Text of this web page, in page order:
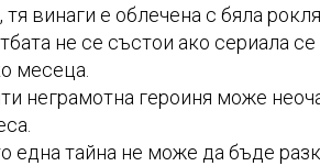
тя винаги е облечена с бяла
не се състои ако сериала
месеца.
неграмотна героиня може
една тайна не може да бъде